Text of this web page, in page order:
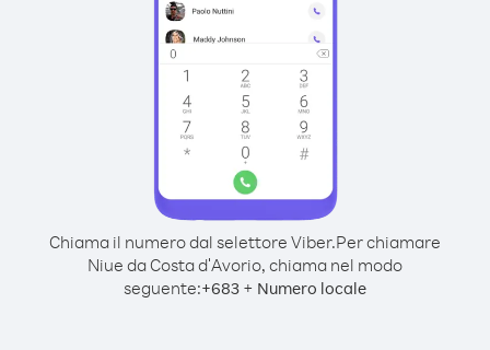
Chiama il numero dal selettore Viber.Per chiamare
Niue da Costa d′Avorio, chiama nel modo
seguente:+683 + Numero locale